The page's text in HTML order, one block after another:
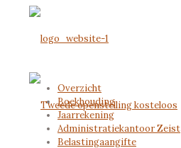
Overzicht
Boekhouding
Jaarrekening
Administratiekantoor Zeist
Belastingaangifte